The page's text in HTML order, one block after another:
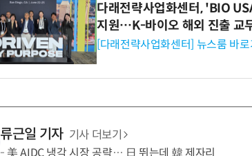
다래전략사업화센터, 'BIO
지원…K-바이오 해외 진출 교
[다래전략사업화센터] 뉴스룸 바
류근일 기자 기사 더보기
美 AIDC 냉각 시장 공략… 日 뛰는데 韓 제자리